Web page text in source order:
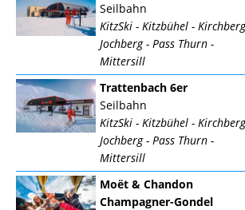
Seilbahn
KitzSki - Kitzbühel -
Jochberg - Pass Thurn -
Mittersill
Trattenbach 6er
Seilbahn
KitzSki - Kitzbühel -
Jochberg - Pass Thurn -
Mittersill
Moët & Chandon
Champagner-Gondel